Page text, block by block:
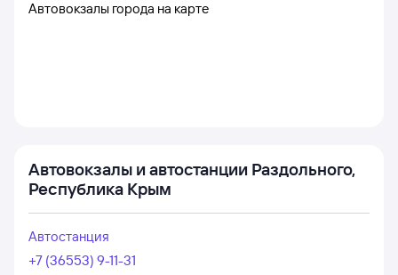
Автовокзалы города на карте
Автовокзалы и автостанции Раздольного,
Республика Крым
Автостанция
+7 (36553) 9-11-31